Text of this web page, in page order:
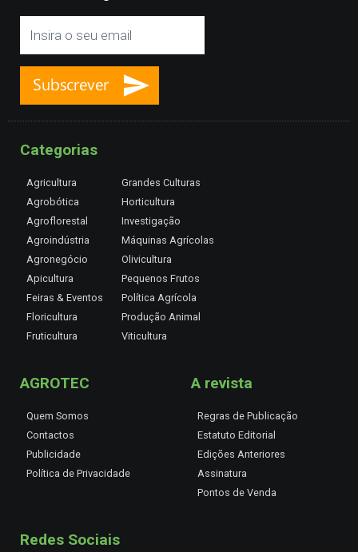
Categorias
Agricultura
Agrobótica
Agroflorestal
Agroindústria
Agronegócio
Apicultura
Feiras & Eventos
Floricultura
Fruticultura
Grandes Culturas
Horticultura
Investigação
Máquinas Agrícolas
Olivicultura
Pequenos Frutos
Política Agrícola
Produção Animal
Viticultura
AGROTEC
Quem Somos
Contactos
Publicidade
Política de Privacidade
A revista
Regras de Publicação
Estatuto Editorial
Edições Anteriores
Assinatura
Pontos de Venda
Redes Sociais